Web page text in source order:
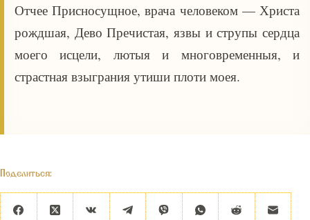
Отчее Присносущное, врача человеком — Христа
рождшая, Дево Пречистая, язвы и струпы сердца
моего исцели, лютыя и многовременныя, и
страстная взыграния утиши плоти моея.
Поделиться: